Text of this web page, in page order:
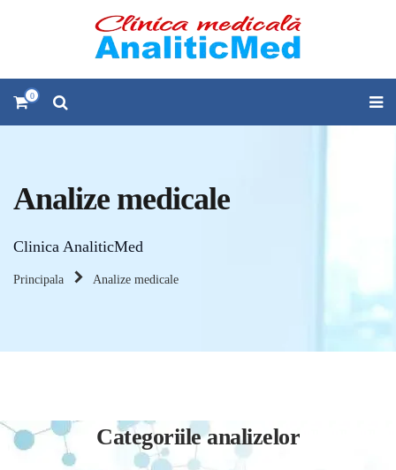
0
Analize medicale
Clinica AnaliticMed
Principala Analize medicale
Categoriile analizelor